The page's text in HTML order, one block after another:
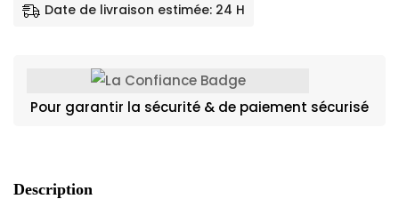
Date de livraison estimée: 24 H
Pour garantir la sécurité & de paiement sécurisé
Description